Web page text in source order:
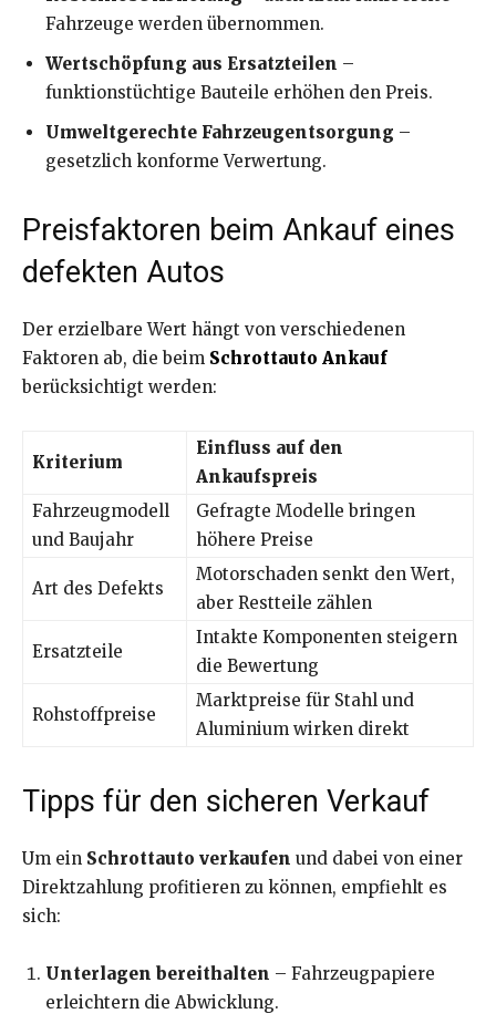
Fahrzeuge werden übernommen.
Wertschöpfung aus Ersatzteilen –
funktionstüchtige Bauteile erhöhen den Preis.
Umweltgerechte Fahrzeugentsorgung –
gesetzlich konforme Verwertung.
Preisfaktoren beim Ankauf eines
defekten Autos
Der erzielbare Wert hängt von verschiedenen
Faktoren ab, die beim Schrottauto Ankauf
berücksichtigt werden:
Kriterium
Einfluss auf den
Ankaufspreis
Fahrzeugmodell
und Baujahr
Gefragte Modelle bringen
höhere Preise
Art des Defekts
Motorschaden senkt den Wert,
aber Restteile zählen
Ersatzteile
Intakte Komponenten steigern
die Bewertung
Rohstoffpreise
Marktpreise für Stahl und
Aluminium wirken direkt
Tipps für den sicheren Verkauf
Um ein Schrottauto verkaufen und dabei von einer
Direktzahlung profitieren zu können, empfiehlt es
sich:
Unterlagen bereithalten – Fahrzeugpapiere
erleichtern die Abwicklung.